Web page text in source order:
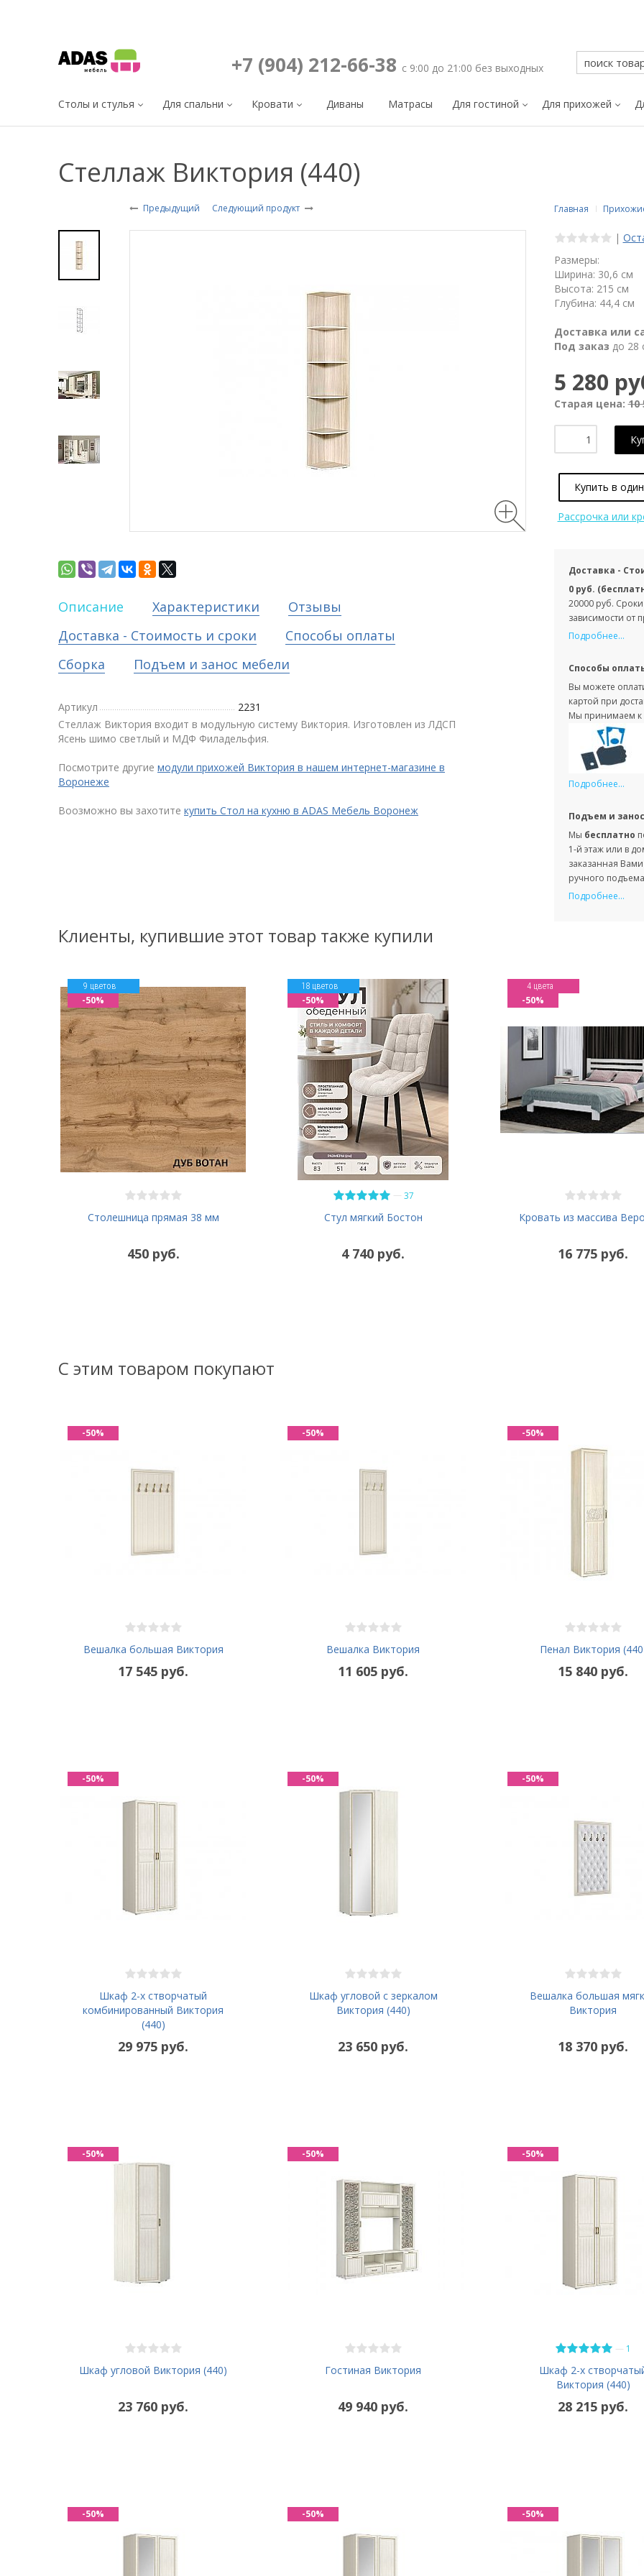
+7 (904) 212-66-38 с 9:00 до 21:00 без выходных
Столы и стулья Для спальни Кровати Диваны Матрасы Для гостиной Для прихожей
Стеллаж Виктория (440)
Предыдущий Следующий продукт Главная
|
Размеры:
Ширина: 30,6 см
Высота: 215 см
Глубина: 44,4 см
Доставка или
Под заказ до 28
5 280
Старая цена:10
Купить в
Рассрочка или
Доставка -
0 руб.
20000 руб.
зависимости от
Подробнее...
Способы
Вы можете
картой при
Мы принимаем к
Подробнее...
Подъем и
Мы бесплатно
1-й этаж или в
заказанная
ручного
Подробнее...
Описание Характеристики
Отзывы
Доставка - Стоимость и сроки
Способы оплаты
Сборка
Подъем и занос мебели
Артикул
2231
Стеллаж Виктория входит в модульную систему Виктория. Изготовлен из ЛДСП
Ясень шимо светлый и МДФ Филадельфия.
Посмотрите другие модули прихожей Виктория в нашем интернет-магазине в
Воронеже
Воозможно вы захотите купить Стол на кухню в ADAS Мебель Воронеж
Клиенты, купившие этот товар также купили
Столешница прямая 38 мм
9 цветов
450 руб.
-50%
— 37
Стул мягкий Бостон
18 цветов
4 740 руб.
-50%
Кровать из массива
4 цвета
16 775 руб.
-50%
С этим товаром покупают
Вешалка большая Виктория
17 545 руб.
-50%
Вешалка Виктория
11 605 руб.
-50%
Пенал Виктория
15 840 руб.
-50%
Шкаф 2-х створчатый
комбинированный Виктория
(440)
29 975 руб.
-50%
Шкаф угловой с зеркалом
Виктория (440)
23 650 руб.
-50%
Вешалка большая
Виктория
18 370 руб.
-50%
Шкаф угловой Виктория (440)
23 760 руб.
-50%
Гостиная Виктория
49 940 руб.
-50%
— 1
Шкаф 2-х
Виктория (440)
28 215 руб.
-50%
-50% -50% -50%